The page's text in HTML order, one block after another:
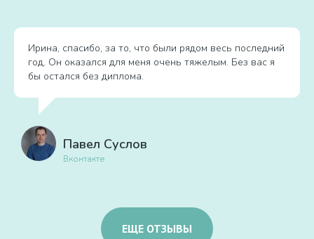
Ирина, спасибо, за то, что были рядом весь последний
год. Он оказался для меня очень тяжелым. Без вас я
бы остался без диплома.
Павел Суслов
Вконтакте
ЕЩЕ ОТЗЫВЫ